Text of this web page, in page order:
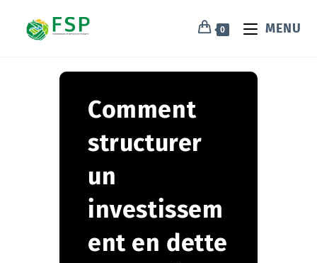
0 MENU
Comment
structurer
un
investissem
ent en dette